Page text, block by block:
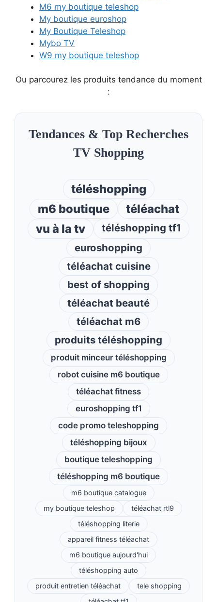
M6 my boutique teleshop
My boutique euroshop
My Boutique Teleshop
Mybo TV
W9 my boutique teleshop
Ou parcourez les produits tendance du moment
:
Tendances & Top Recherches
TV Shopping
téléshopping
m6 boutique
téléachat
vu à la tv
téléshopping tf1
euroshopping
téléachat cuisine
best of shopping
téléachat beauté
téléachat m6
produits téléshopping
produit minceur téléshopping
robot cuisine m6 boutique
téléachat fitness
euroshopping tf1
code promo teleshopping
téléshopping bijoux
boutique teleshopping
téléshopping m6 boutique
m6 boutique catalogue
my boutique teleshop
téléachat rtl9
téléshopping literie
appareil fitness téléachat
m6 boutique aujourd'hui
téléshopping auto
produit entretien téléachat
tele shopping